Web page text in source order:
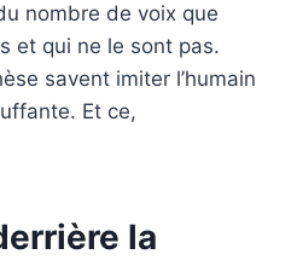
nombre de voix que
et qui ne le sont pas.
savent imiter l’humain
Et ce,
la